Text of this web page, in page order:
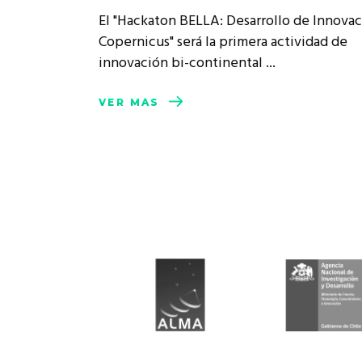
Cumplimiento Legal
El "Hackaton BELLA: Desarrollo de
Copernicus" será la primera actividad de
innovación bi-continental
VER MÁS